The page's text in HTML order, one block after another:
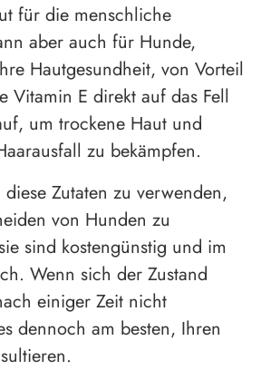
für die menschliche
aber auch für Hunde,
Hautgesundheit, von Vorteil
Vitamin E direkt auf das Fell
um trockene Haut und
zu bekämpfen.
Zutaten zu verwenden,
von Hunden zu
sind kostengünstig und im
Wenn sich der Zustand
einiger Zeit nicht
dennoch am besten, Ihren